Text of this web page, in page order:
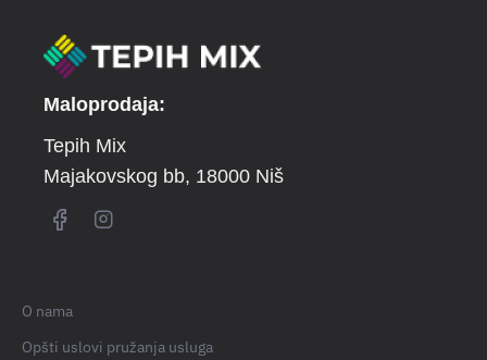
Maloprodaja:
Tepih Mix
Majakovskog bb, 18000 Niš
O nama
Opšti uslovi pružanja usluga